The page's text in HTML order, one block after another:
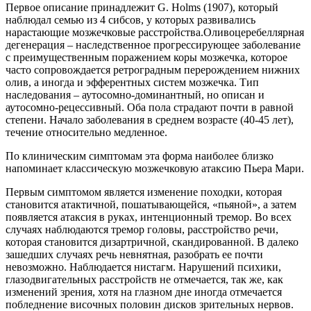
Первое описание принадлежит G. Holms (1907), который
наблюдал семью из 4 сибсов, у которых развивались
нарастающие мозжечковые расстройства.Оливоцеребеллярная
дегенерация – наследственное прогрессирующее заболевание
с преимущественным поражением коры мозжечка, которое
часто сопровождается ретроградным перерождением нижних
олив, а иногда и эфферентных систем мозжечка. Тип
наследования – аутосомно-доминантный, но описан и
аутосомно-рецессивный. Оба пола страдают почти в равной
степени. Начало заболевания в среднем возрасте (40-45 лет),
течение относительно медленное.
По клиническим симптомам эта форма наиболее близко
напоминает классическую мозжечковую атаксию Пьера Мари.
Первым симптомом является изменение походки, которая
становится атактичной, пошатывающейся, «пьяной», а затем
появляется атаксия в руках, интенционный тремор. Во всех
случаях наблюдаются тремор головы, расстройство речи,
которая становится дизартричной, скандированной. В далеко
зашедших случаях речь невнятная, разобрать ее почти
невозможно. Наблюдается нистагм. Нарушений психики,
глазодвигательных расстройств не отмечается, так же, как
изменений зрения, хотя на глазном дне иногда отмечается
побледнение височных половин дисков зрительных нервов.